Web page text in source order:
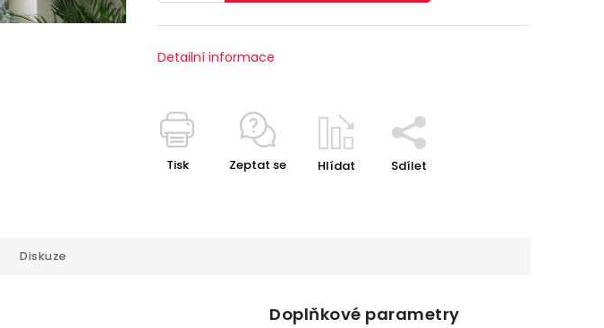
Detailní informace
Tisk Zeptat se Hlídat Sdílet
Diskuze
Doplňkové parametry